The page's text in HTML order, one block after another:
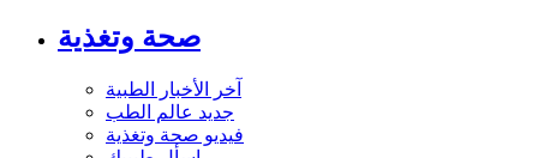
صحة وتغذية
آخر الأخبار الطبية
جديد عالم الطب
فيديو صحة وتغذية